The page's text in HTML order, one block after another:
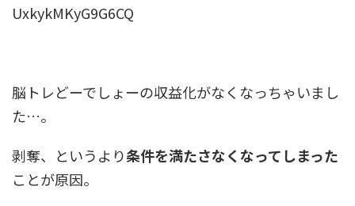
UxkykMKyG9G6CQ
脳トレどーでしょーの収益化がなくなっちゃいまし
た…。
剥奪、というより条件を満たさなくなってしまった
ことが原因。